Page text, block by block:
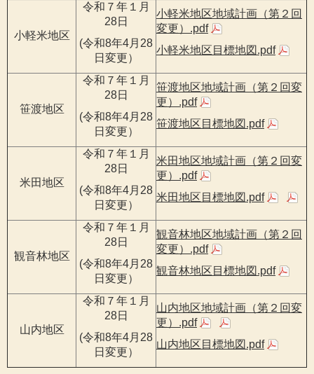
小軽米地区
令和７年１月
28日
(令和8年4月28
日変更）
小軽米地区地域計画（第２回
変更）.pdf
小軽米地区目標地図.pdf
笹渡地区
令和７年１月
28日
(令和8年4月28
日変更）
笹渡地区地域計画（第２回変
更）.pdf
笹渡地区目標地図.pdf
米田地区
令和７年１月
28日
(令和8年4月28
日変更）
米田地区地域計画（第２回変
更）.pdf
米田地区目標地図.pdf
観音林地区
令和７年１月
28日
(令和8年4月28
日変更）
観音林地区地域計画（第２回
変更）.pdf
観音林地区目標地図.pdf
山内地区
令和７年１月
28日
(令和8年4月28
日変更）
山内地区地域計画（第２回変
更）.pdf
山内地区目標地図.pdf